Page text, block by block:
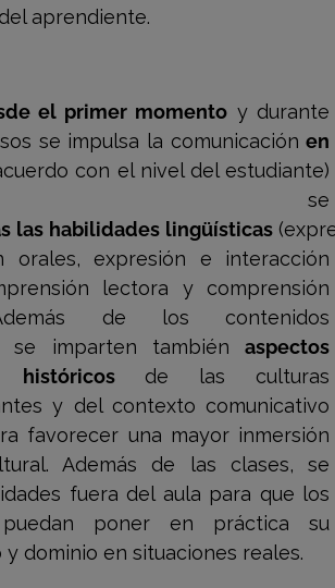
aprendiente.
el primer momento y durante
se impulsa la comunicación en
con el nivel del estudiante)
se
las habilidades lingüísticas
orales, expresión e interacción
lectora y comprensión
de los contenidos
se imparten también aspectos
históricos de las culturas
y del contexto comunicativo
favorecer una mayor inmersión
Además de las clases, se
fuera del aula para que los
puedan poner en práctica su
dominio en situaciones reales.